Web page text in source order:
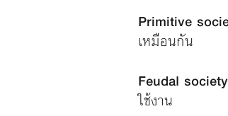
เหมือนกัน
ใช้งาน